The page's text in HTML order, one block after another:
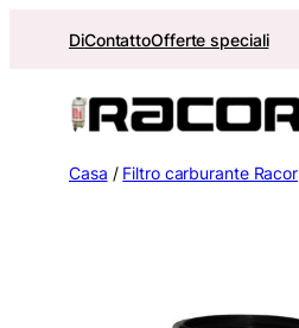
DiContattoOfferte speciali
Casa / Filtro carburante Racor